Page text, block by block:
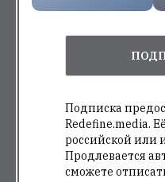
Подписка
Redefine.media.
российской или
Продлевается
сможете